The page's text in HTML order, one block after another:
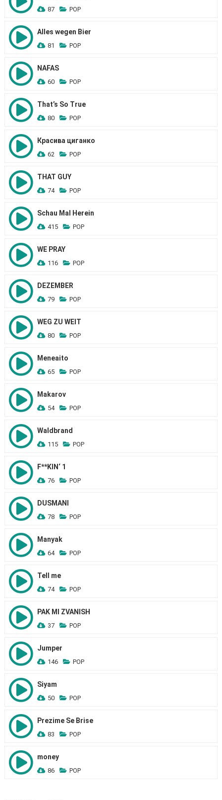
87 POP
Alles wegen Bier
81 POP
NAFAS
60 POP
That’s So True
80 POP
Красива циганко
62 POP
THAT GUY
74 POP
Schau Mal Herein
415 POP
WE PRAY
116 POP
DEZEMBER
79 POP
WEG ZU WEIT
80 POP
Meneaito
65 POP
Makarov
54 POP
Waldbrand
115 POP
F**KIN‘ 1
76 POP
DUSMANI
78 POP
Manyak
64 POP
Tell me
74 POP
PAK MI ZVANISH
37 POP
Jumper
146 POP
Siyam
50 POP
Prezime Se Brise
83 POP
money
86 POP